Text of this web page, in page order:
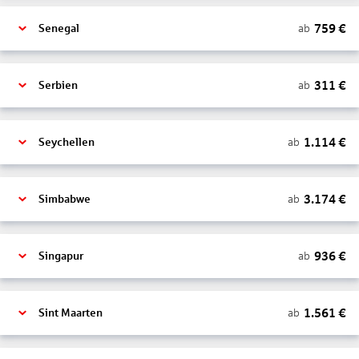
Senegal ab 759€
Serbien ab 311 €
Seychellen ab 1.114€
Simbabwe ab 3.174€
Singapur ab 936€
Sint Maarten ab 1.561 €